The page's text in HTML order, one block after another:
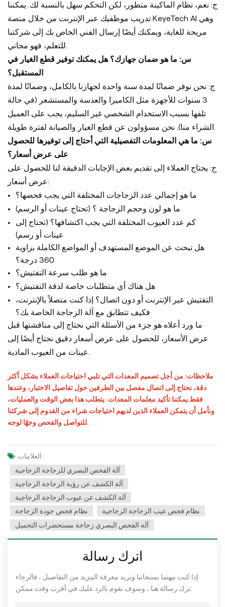
ج: نعم، نظام الماكينة متطور، لكن التحكم سهل بالنسبة لك. يمكننا
تدريب موظفيك عبر الإنترنت من خلال منصة KeyeTech AI وهي
مريحة للغاية، ويمكنك أيضًا إرسال الفني الخاص بك إلى شركتنا
للتعلم، فهو مجاني.
س: ما هو ضمان جهازك؟ هل يمكنك توفير قطع الغيار في
المستقبل؟
ج: نحن نوفر ضمانًا لمدة سنة واحدة لجهازنا بالكامل، وضمانًا لمدة
3 سنوات للأجهزة مثل الكاميرا والعدسة والمستشعر (في حالة
تلفها بسبب الاستخدام الشخصي غير السليم، يجب على العميل
الشراء منا). نحن مسؤولون عن قطع الغيار والصيانة لفترة طويلة.
س: ما هي المعلومات التفصيلية التي أحتاج إلى توفيرها للحصول
على عرض أسعار؟
ج: يحتاج العملاء إلى تقديم بعض الإجابات الدقيقة لنا للحصول على
عرض أسعار:
ما هو إجمالي عدد الزجاجات المختلفة التي يجب فحصها؟
ما هو لون وحجم الزجاجة ؟ (تحتاج عينات أو الرسم)
كم عدد العيوب المختلفة التي يجب اكتشافها؟ (تحتاج إلى
عينات أو رسم)
هل تبحث عن الموضع المستهدف أو المواضع الكاملة بزاوية
360 درجة؟
ما هو طلب سرعة التفتيش؟
هل هناك أي متطلبات خاصة لدقة التفتيش؟
التفتيش عبر الإنترنت أو دون اتصال؟ إذا كنت متصلاً بالإنترنت،
فكيف تتطابق مع آلة الزجاجة الخاصة بك؟
ما ورد أعلاه هو جزء من الأسئلة التي نحتاج إلى مناقشتها قبل
عرض الأسعار، للحصول على عرض أسعار دقيق نحتاج أيضًا إلى
عينات من العيوب المادية.
ملاحظات: من أجل تصميم المعدات التي تلبي احتياجات العملاء بشكل أكثر
دقة، نحتاج إلى اتصال مفصل بين الطرفين حول تفاصيل الاختبار، وعندها
فقط يمكننا تأكيد معلمات المعدات. يتطلب هذا بعض الوقت والعمليات،
ونأمل أن يتمكن العملاء الذين لديهم احتياجات شراء من القدوم إلى شركتنا
للتواصل والفحص وجهًا لوجه.
العلامات :
آلة الفحص البصري للزجاجة الزجاجية
آلة الكشف عن رؤية الزجاجة الزجاجية
آلة الكشف عن عيوب الزجاجة الزجاجية
نظام فحص جودة الزجاجة
نظام فحص عيب الزجاجة الزجاجية
آلة الفحص البصري زجاجة مستحضرات التجميل
اترك رسالة
إذا كنت مهتما بمنتجاتنا وتريد معرفة المزيد من التفاصيل ، فالرجاء
ترك رسالة هنا ، وسوف نقوم بالرد عليك في أقرب وقت ممكن.